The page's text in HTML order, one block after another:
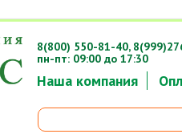
Наша компания
8(800) 550-81-40,
пн-пт: 09:00 до 17:30